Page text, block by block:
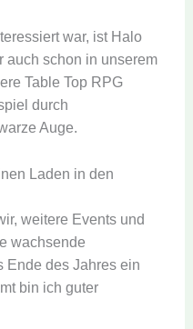
war, ist Halo
auch schon in unserem
Table Top RPG
durch
Auge.
Laden in den
weitere Events und
wachsende
Ende des Jahres ein
bin ich guter